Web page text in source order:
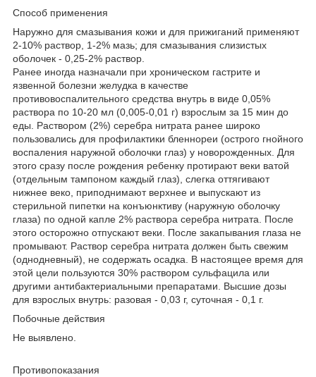
Способ применения
Наружно для смазывания кожи и для прижиганий применяют
2-10% раствор, 1-2% мазь; для смазывания слизистых
оболочек - 0,25-2% раствор.
Ранее иногда назначали при хроническом гастрите и
язвенной болезни желудка в качестве
противовоспалительного средства внутрь в виде 0,05%
раствора по 10-20 мл (0,005-0,01 г) взрослым за 15 мин до
еды. Раствором (2%) серебра нитрата ранее широко
пользовались для профилактики бленнореи (острого гнойного
воспаления наружной оболочки глаз) у новорожденных. Для
этого сразу после рождения ребенку протирают веки ватой
(отдельным тампоном каждый глаз), слегка оттягивают
нижнее веко, приподнимают верхнее и выпускают из
стерильной пипетки на конъюнктиву (наружную оболочку
глаза) по одной капле 2% раствора серебра нитрата. После
этого осторожно отпускают веки. После закапывания глаза не
промывают. Раствор серебра нитрата должен быть свежим
(однодневный), не содержать осадка. В настоящее время для
этой цели пользуются 30% раствором сульфацила или
другими антибактериальными препаратами. Высшие дозы
для взрослых внутрь: разовая - 0,03 г, суточная - 0,1 г.
Побочные действия
Не выявлено.
Противопоказания